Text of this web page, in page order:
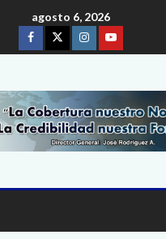
agosto 6, 2026